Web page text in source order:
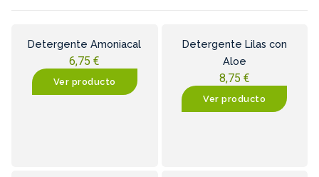
Detergente Amoniacal
6,75€
Ver producto
Detergente Lilas con
Aloe
8,75 €
Ver producto